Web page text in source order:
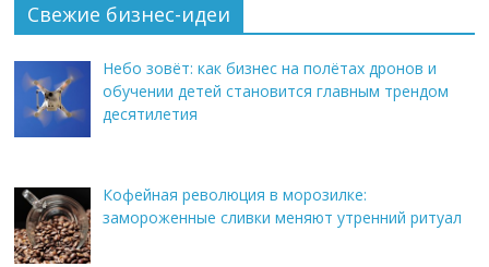
Свежие бизнес-идеи
Небо зовёт: как бизнес на полётах дронов и
обучении детей становится главным трендом
десятилетия
Кофейная революция в морозилке:
замороженные сливки меняют утренний ритуал